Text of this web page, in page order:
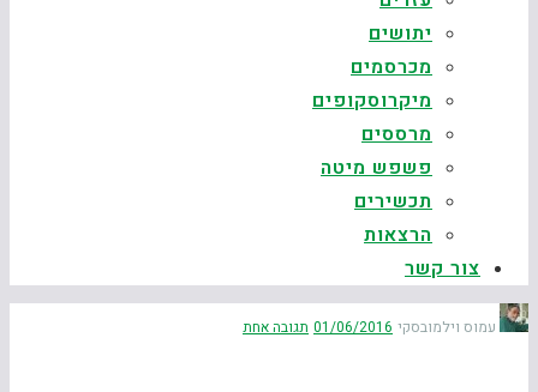
יתושים
מכרסמים
מיקרוסקופים
מרססים
פשפש מיטה
תכשירים
הרצאות
צור קשר
עמוס וילמובסקי 01/06/2016 תגובה אחת